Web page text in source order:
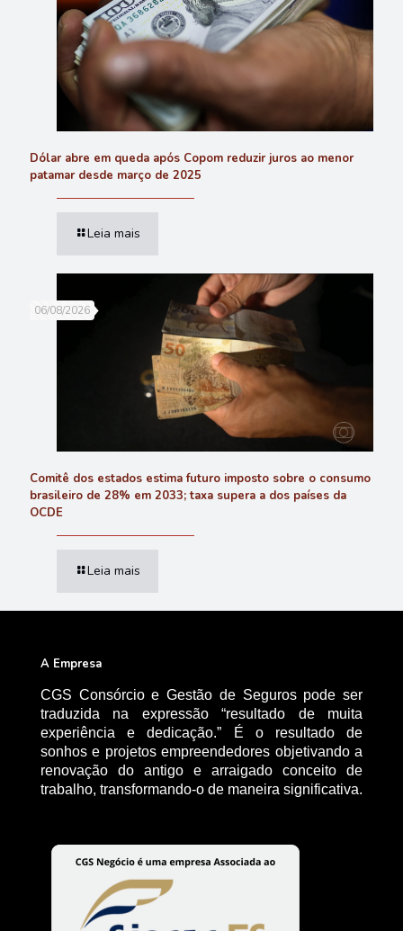
Dólar abre em queda após Copom reduzir juros ao menor
patamar desde março de 2025
Leia mais
06/08/2026
Comitê dos estados estima futuro imposto sobre o consumo
brasileiro de 28% em 2033; taxa supera a dos países da
OCDE
Leia mais
A Empresa
CGS Consórcio e Gestão de Seguros pode ser
traduzida na expressão “resultado de muita
experiência e dedicação.” É o resultado de
sonhos e projetos empreendedores objetivando a
renovação do antigo e arraigado conceito de
trabalho, transformando-o de maneira significativa.